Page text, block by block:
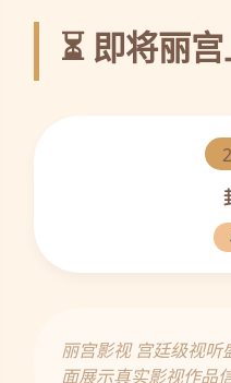
⏳ 即将丽
丽宫影视 宫廷级视听
面展示真实影视作品